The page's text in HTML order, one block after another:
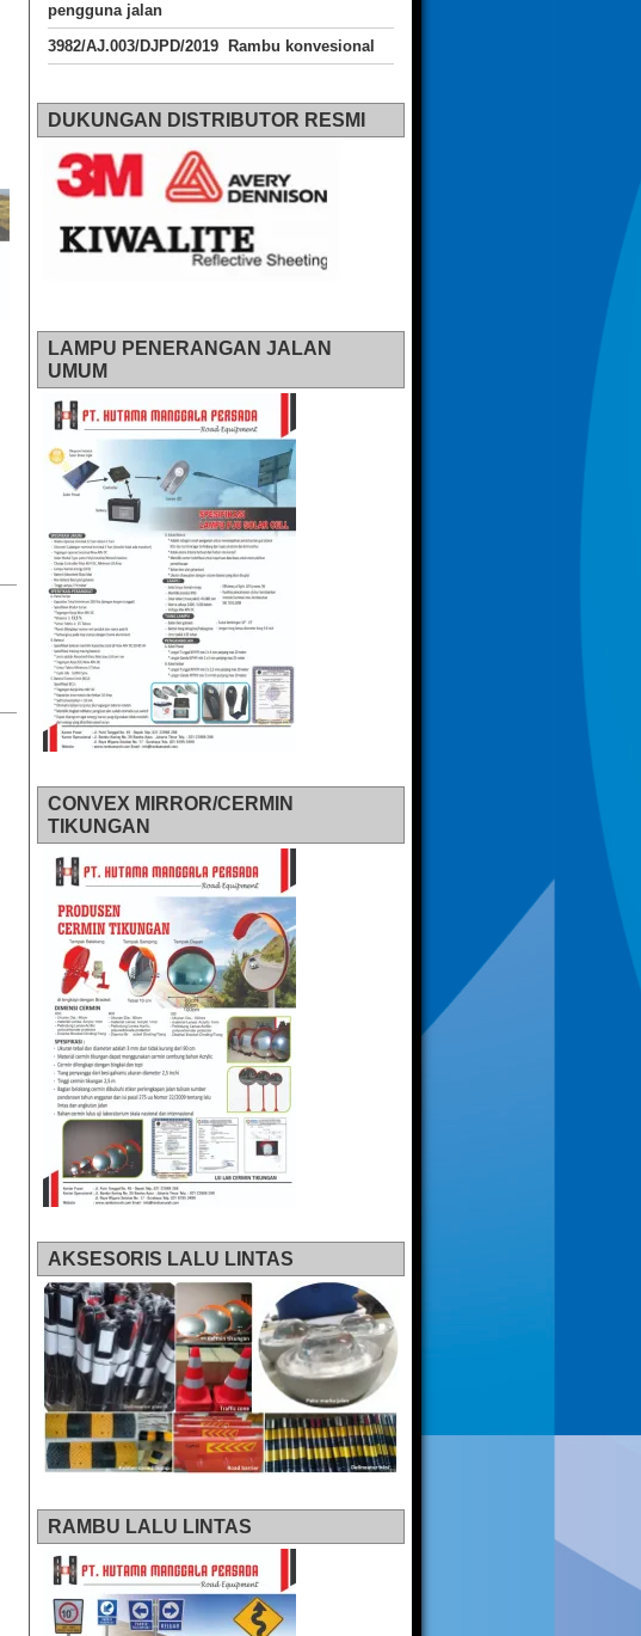
pengguna jalan
3982/AJ.003/DJPD/2019 Rambu konvesional
DUKUNGAN DISTRIBUTOR RESMI
LAMPU PENERANGAN JALAN
UMUM
CONVEX MIRROR/CERMIN
TIKUNGAN
AKSESORIS LALU LINTAS
RAMBU LALU LINTAS